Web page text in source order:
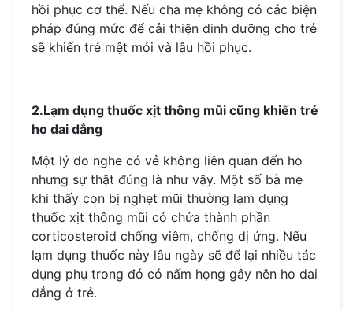
hồi phục cơ thể. Nếu cha mẹ không có các biện
pháp đúng mức để cải thiện dinh dưỡng cho trẻ
sẽ khiến trẻ mệt mỏi và lâu hồi phục.
2.Lạm dụng thuốc xịt thông mũi cũng khiến trẻ
ho dai dẳng
Một lý do nghe có vẻ không liên quan đến ho
nhưng sự thật đúng là như vậy. Một số bà mẹ
khi thấy con bị nghẹt mũi thường lạm dụng
thuốc xịt thông mũi có chứa thành phần
corticosteroid chống viêm, chống dị ứng. Nếu
lạm dụng thuốc này lâu ngày sẽ để lại nhiều tác
dụng phụ trong đó có nấm họng gây nên ho dai
dẳng ở trẻ.